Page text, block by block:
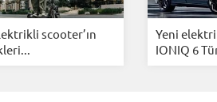
scooter’ın
Yeni
IONIQ 6